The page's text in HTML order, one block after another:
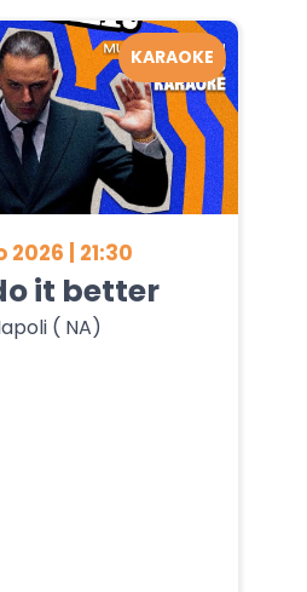
2026 | 21:30
it better
( NA)
KARAOKE